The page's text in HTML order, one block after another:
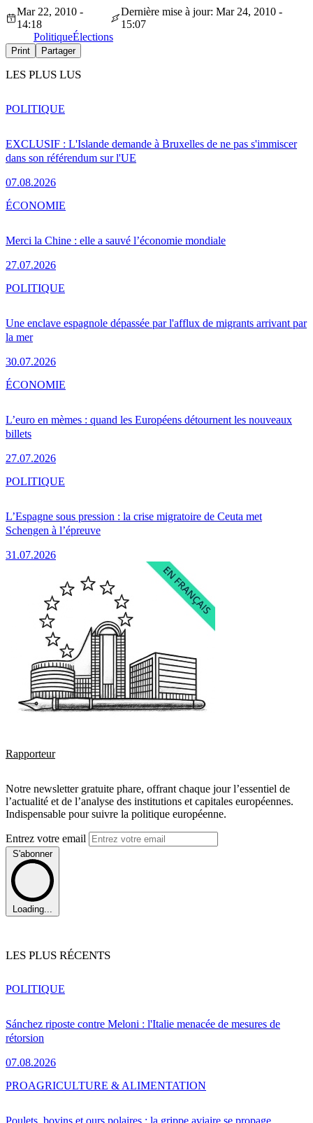
Mar 22, 2010 -
14:18
Dernière mise à jour: Mar 24, 2010 -
15:07
PolitiqueÉlections
Print Partager
LES PLUS LUS
EXCLUSIF : L'Islande demande à Bruxelles de ne pas s'immiscer
dans son référendum sur l'UE
07.08.2026
POLITIQUE
Merci la Chine : elle a sauvé l’économie mondiale
27.07.2026
ÉCONOMIE
Une enclave espagnole dépassée par l'afflux de migrants arrivant par
la mer
30.07.2026
POLITIQUE
L’euro en mèmes : quand les Européens détournent les nouveaux
billets
27.07.2026
ÉCONOMIE
L’Espagne sous pression : la crise migratoire de Ceuta met
Schengen à l’épreuve
31.07.2026
POLITIQUE
Rapporteur
Notre newsletter gratuite phare, offrant chaque jour l’essentiel de
l’actualité et de l’analyse des institutions et capitales européennes.
Indispensable pour suivre la politique européenne.
Entrez votre email
S'abonner
Loading...
LES PLUS RÉCENTS
Sánchez riposte contre Meloni : l'Italie menacée de mesures de
rétorsion
07.08.2026
POLITIQUE
PROAGRICULTURE & ALIMENTATION